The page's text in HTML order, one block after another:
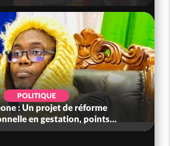
POLITIQUE
: Un projet de réforme
en gestation, points...